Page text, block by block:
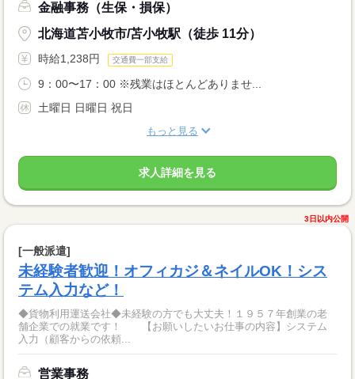
金融事務（生保・損保）
北海道苫小牧市/苫小牧駅（徒歩 11分）
時給1,238円 交通費一部支給
9：00〜17：00 ※残業はほとんどありませ...
土曜日 日曜日 祝日
もっと見る
求人詳細を見る
3日以内公開
[一般派遣]
未経験者歓迎！オフィカジ＆ネイルOK！シス
テム入力など！
◆貨物利用運送会社◆未経験の方でも大丈夫！１９５７年創業の老
舗企業での就業です！ 【お願いしたいお仕事の内容】システム
入力（顧客からの依頼...
営業事務